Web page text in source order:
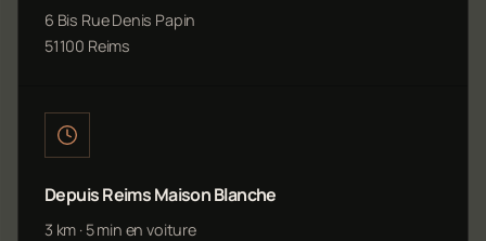
6 Bis Rue Denis Papin
51100 Reims
Depuis Reims Maison Blanche
3 km · 5 min en voiture